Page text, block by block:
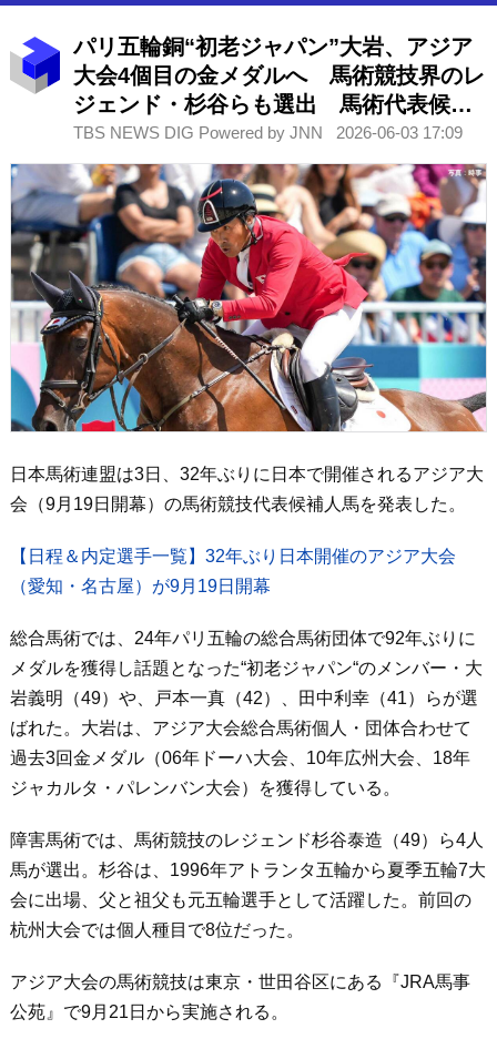
パリ五輪銅“初老ジャパン”大岩、アジア
大会4個目の金メダルへ 馬術競技界のレ
ジェンド・杉谷らも選出 馬術代表候補
人馬発表
TBS NEWS DIG Powered by JNN 2026-06-03 17:09
日本馬術連盟は3日、32年ぶりに日本で開催されるアジア大
会（9月19日開幕）の馬術競技代表候補人馬を発表した。
【日程＆内定選手一覧】32年ぶり日本開催のアジア大会
（愛知・名古屋）が9月19日開幕
総合馬術では、24年パリ五輪の総合馬術団体で92年ぶりに
メダルを獲得し話題となった“初老ジャパン“のメンバー・大
岩義明（49）や、戸本一真（42）、田中利幸（41）らが選
ばれた。大岩は、アジア大会総合馬術個人・団体合わせて
過去3回金メダル（06年ドーハ大会、10年広州大会、18年
ジャカルタ・パレンバン大会）を獲得している。
障害馬術では、馬術競技のレジェンド杉谷泰造（49）ら4人
馬が選出。杉谷は、1996年アトランタ五輪から夏季五輪7大
会に出場、父と祖父も元五輪選手として活躍した。前回の
杭州大会では個人種目で8位だった。
アジア大会の馬術競技は東京・世田谷区にある『JRA馬事
公苑』で9月21日から実施される。